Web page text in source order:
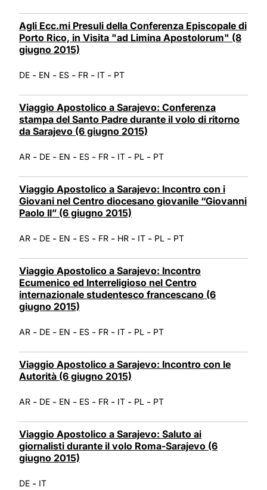
Agli Ecc.mi Presuli della Conferenza Episcopale di
Porto Rico, in Visita "ad Limina Apostolorum" (8
giugno 2015)
DE - EN - ES - FR - IT - PT
Viaggio Apostolico a Sarajevo: Conferenza
stampa del Santo Padre durante il volo di ritorno
da Sarajevo (6 giugno 2015)
AR - DE - EN - ES - FR - IT - PL - PT
Viaggio Apostolico a Sarajevo: Incontro con i
Giovani nel Centro diocesano giovanile “Giovanni
Paolo II” (6 giugno 2015)
AR - DE - EN - ES - FR - HR - IT - PL - PT
Viaggio Apostolico a Sarajevo: Incontro
Ecumenico ed Interreligioso nel Centro
internazionale studentesco francescano (6
giugno 2015)
AR - DE - EN - ES - FR - IT - PL - PT
Viaggio Apostolico a Sarajevo: Incontro con le
Autorità (6 giugno 2015)
AR - DE - EN - ES - FR - IT - PL - PT
Viaggio Apostolico a Sarajevo: Saluto ai
giornalisti durante il volo Roma-Sarajevo (6
giugno 2015)
DE - IT